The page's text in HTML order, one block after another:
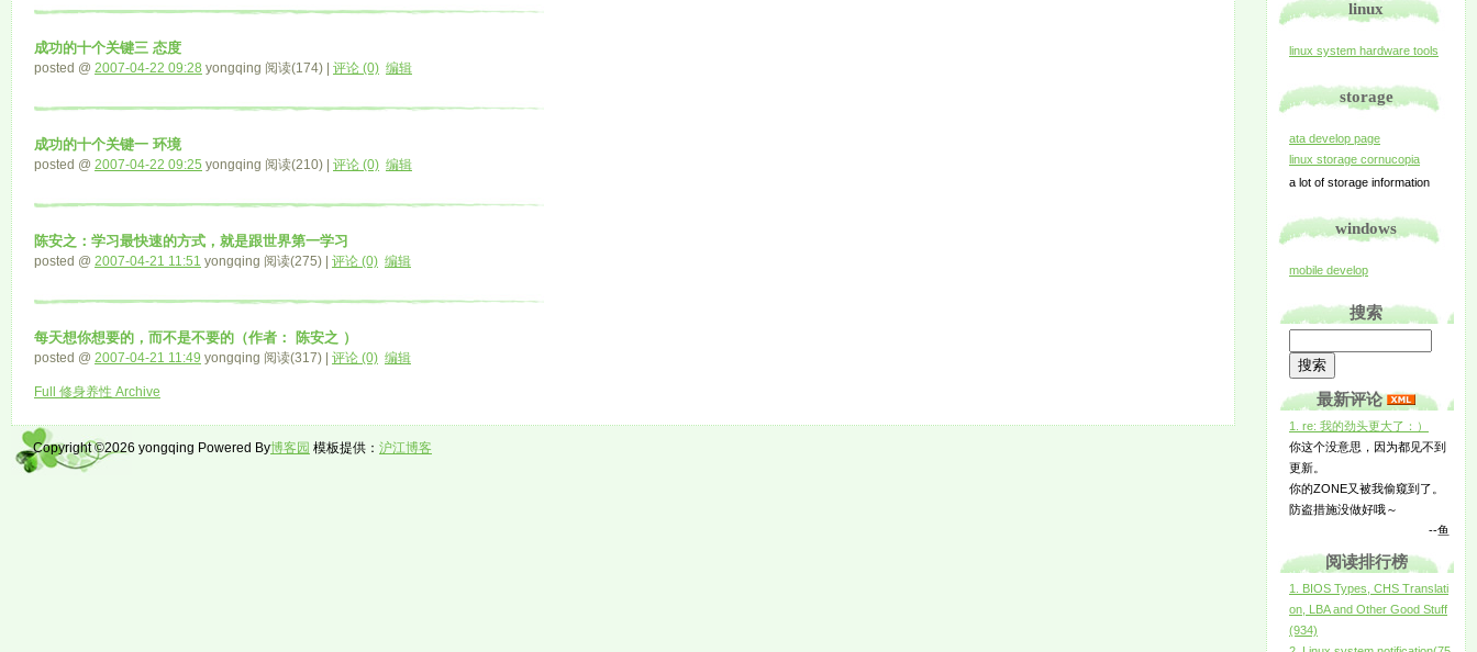
成功的十个关键三 态度
posted @ 2007-04-22 09:28 yongqing 阅读(174) | 评论 (0) 编辑
成功的十个关键一 环境
posted @ 2007-04-22 09:25 yongqing 阅读(210) | 评论 (0) 编辑
陈安之：学习最快速的方式，就是跟世界第一学习
posted @ 2007-04-21 11:51 yongqing 阅读(275) | 评论 (0) 编辑
每天想你想要的，而不是不要的（作者： 陈安之 ）
posted @ 2007-04-21 11:49 yongqing 阅读(317) | 评论 (0) 编辑
Full 修身养性 Archive
linux
linux system hardware tools
storage
ata develop page
linux storage cornucopia
a lot of storage information
windows
mobile develop
搜索
最新评论
1. re: 我的劲头更大了：）
你这个没意思，因为都见不到
更新。
你的ZONE又被我偷窥到了。
防盗措施没做好哦～
--鱼
阅读排行榜
1. BIOS Types, CHS Translati
on, LBA and Other Good Stuff
(934)
Copyright ©2026 yongqing Powered By博客园 模板提供： 沪江博客